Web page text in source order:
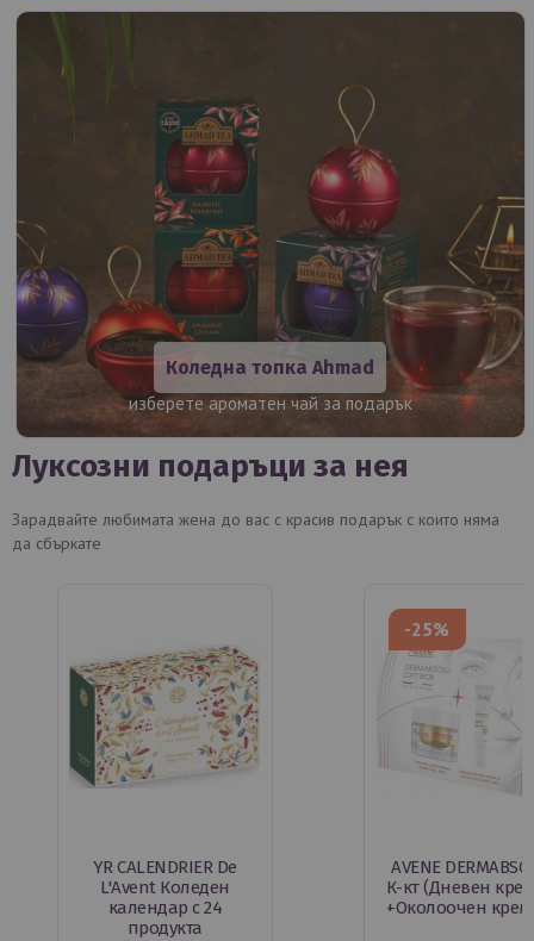
Коледна топка Ahmad
изберете ароматен чай за подарък
Луксозни подаръци за нея
Зарадвайте любимата жена до вас с красив подарък с които няма
да сбъркате
YR CALENDRIER De
L'Avent Коледен
календар с 24
продукта
-25%
AVENE
К-кт (Дневен
+Околоочен